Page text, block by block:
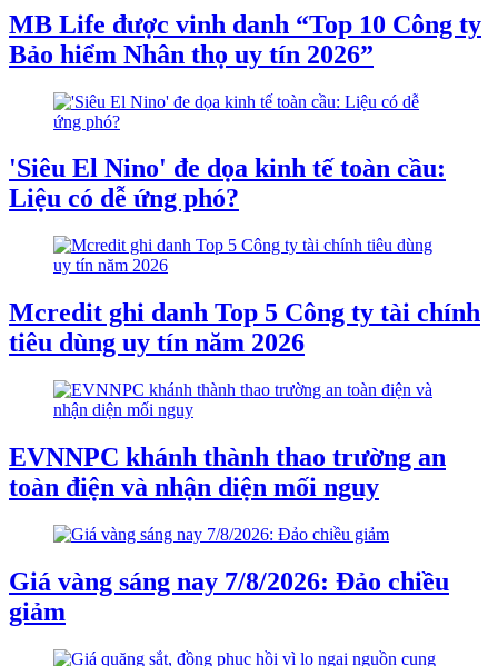
MB Life được vinh danh “Top 10 Công ty
Bảo hiểm Nhân thọ uy tín 2026”
'Siêu El Nino' đe dọa kinh tế toàn cầu:
Liệu có dễ ứng phó?
Mcredit ghi danh Top 5 Công ty tài chính
tiêu dùng uy tín năm 2026
EVNNPC khánh thành thao trường an
toàn điện và nhận diện mối nguy
Giá vàng sáng nay 7/8/2026: Đảo chiều
giảm